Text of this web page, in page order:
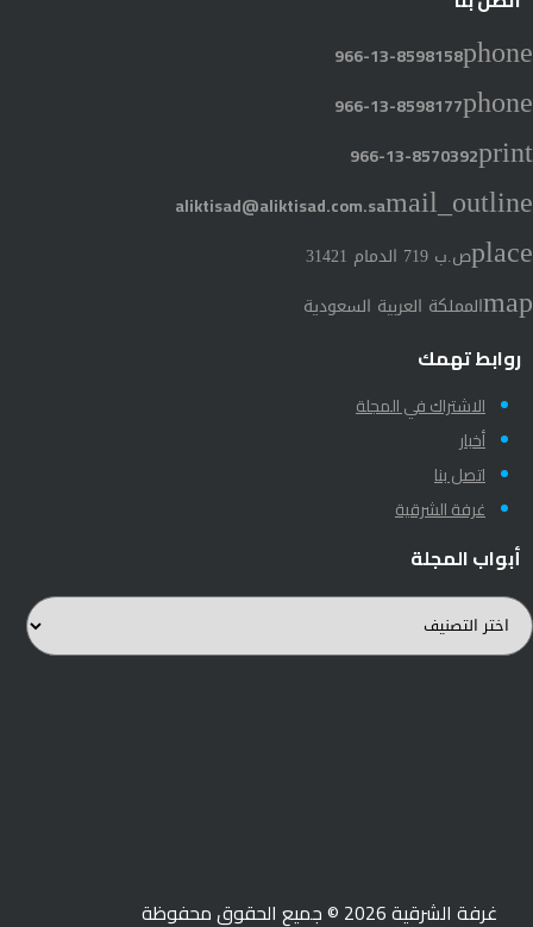
phone
966-13-8598158
phone
966-13-8598177
print
966-13-8570392
mail_outline
aliktisad@aliktisad.com.sa
placeص.ب 719 الدمام 31421
mapالمملكة العربية السعودية
روابط تهمك
الاشتراك في المجلة
أخبار
اتصل بنا
غرفة الشرقية
أبواب المجلة
أبواب
المجلة
غرفة الشرقية 2026 © جميع الحقوق محفوظة